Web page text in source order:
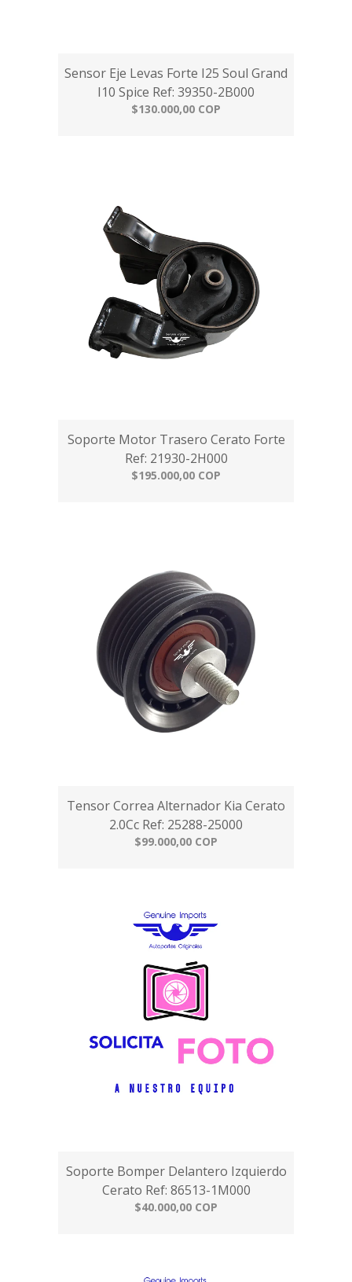
Sensor Eje Levas Forte I25 Soul Grand
I10 Spice Ref: 39350-2B000
$130.000,00 COP
Soporte Motor Trasero Cerato Forte
Ref: 21930-2H000
$195.000,00 COP
Tensor Correa Alternador Kia Cerato
2.0Cc Ref: 25288-25000
$99.000,00 COP
Soporte Bomper Delantero Izquierdo
Cerato Ref: 86513-1M000
$40.000,00 COP